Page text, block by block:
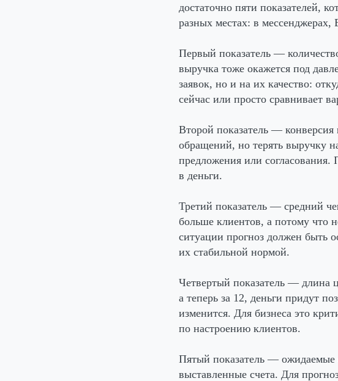
достаточно пяти показателей,
разных местах: в мессенджерах,
Первый показатель —
выручка тоже окажется под
заявок, но и на их качество:
сейчас или просто сравнивает
Второй показатель — конверсия
обращений, но терять выручку
предложения или согласования.
в деньги.
Третий показатель — средний
больше клиентов, а потому что
ситуации прогноз должен быть
их стабильной нормой.
Четвертый показатель — длина
а теперь за 12, деньги придут
изменится. Для бизнеса это
по настроению клиентов.
Пятый показатель — ожидаемые
выставленные счета. Для